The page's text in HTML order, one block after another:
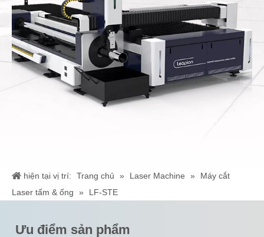
hiện tại vị trí: Trang chủ » Laser Machine »
Máy cắt
Laser tấm & ống
» LF-STE
Ưu điểm sản phẩm